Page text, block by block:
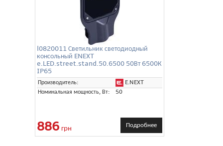
l0820011 Светильник светодиодный
консольный ENEXT
e.LED.street.stand.50.6500 50Вт 6500К
IP65
Производитель:
E.NEXT
Номинальная мощность, Вт:
50
886 грн Подробнее